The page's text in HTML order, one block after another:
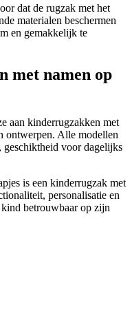
dat de rugzak met het
materialen beschermen
en gemakkelijk te
met namen op
aan kinderrugzakken met
ontwerpen. Alle modellen
voor dagelijks
is een kinderrugzak met
personalisatie en
betrouwbaar op zijn